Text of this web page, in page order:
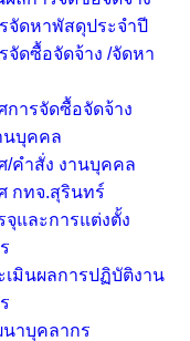
จัดหาพัสดุประจำปี
จัดซื้อจัดจ้าง /จัดหา
การจัดซื้อจัดจ้าง
นบุคคล
/คำสั่ง งานบุคคล
กทจ.สุรินทร์
จุและการแต่งตั้ง
เมินผลการปฏิบัติงาน
าบุคลากร